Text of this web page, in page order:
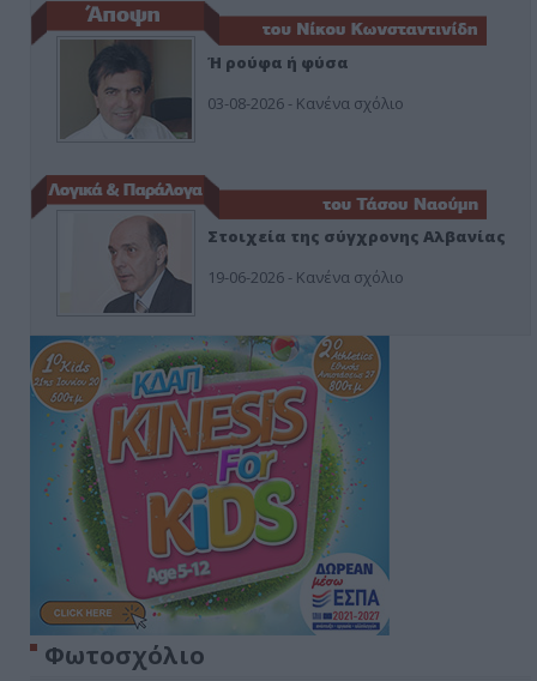
Ή ρούφα ή φύσα
03-08-2026 - Κανένα σχόλιο
Στοιχεία της σύγχρονης Αλβανίας
19-06-2026 - Κανένα σχόλιο
Φωτοσχόλιο